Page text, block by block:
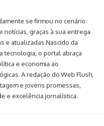
se firmou no cenário
notícias, graças à sua entrega
e atualizadas.Nascido da
tecnologia, o portal abraça
e economia ao
A redação do Web Flush,
e jovens promessas,
e excelência jornalística.